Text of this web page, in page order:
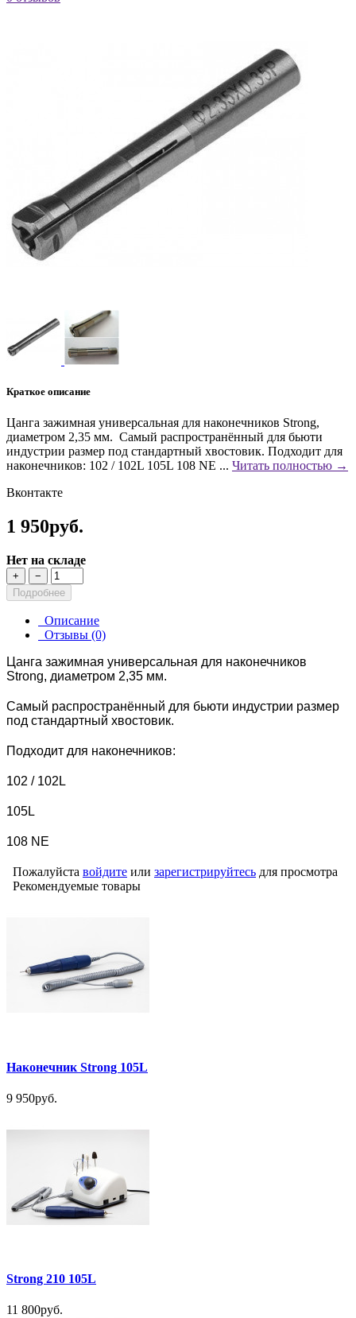
Краткое описание
Цанга зажимная универсальная для наконечников Strong,
диаметром 2,35 мм. Самый распространённый для бьюти
индустрии размер под стандартный хвостовик. Подходит для
наконечников: 102 / 102L 105L 108 NE ... Читать полностью →
Вконтакте
1 950руб.
Нет на складе
+
−
Подробнее
Описание
Отзывы (0)
Цанга зажимная универсальная для наконечников
Strong, диаметром 2,35 мм.
Самый распространённый для бьюти индустрии размер
под стандартный хвостовик.
Подходит для наконечников:
102 / 102L
105L
108 NE
Пожалуйста войдите или зарегистрируйтесь для просмотра
Рекомендуемые товары
Наконечник Strong 105L
9 950руб.
Strong 210 105L
11 800руб.